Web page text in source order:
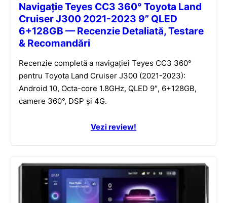
Navigație Teyes CC3 360° Toyota Land
Cruiser J300 2021-2023 9” QLED
6+128GB — Recenzie Detaliată, Testare
& Recomandări
Recenzie completă a navigației Teyes CC3 360°
pentru Toyota Land Cruiser J300 (2021-2023):
Android 10, Octa-core 1.8GHz, QLED 9″, 6+128GB,
camere 360°, DSP și 4G.
Vezi review!